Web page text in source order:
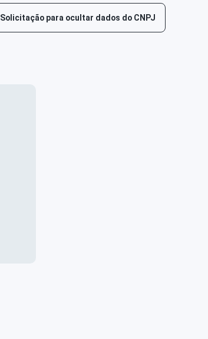
Solicitação para ocultar dados do CNPJ